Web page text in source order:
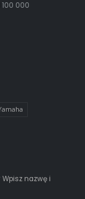
000
nazwę i